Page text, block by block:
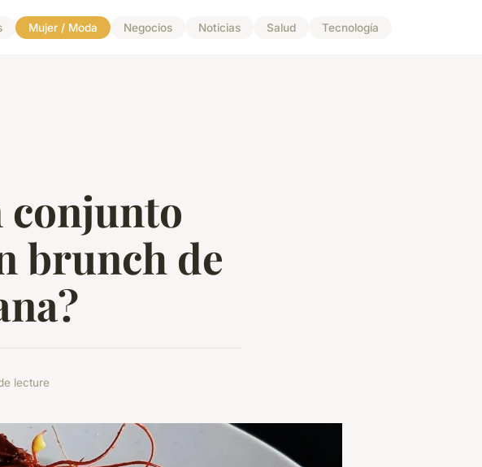
Mujer / Moda Negocios Noticias Salud Tecnología
conjunto
brunch de
lecture